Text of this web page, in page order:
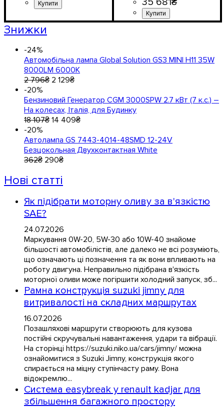
Знижки
-24%
Автомобільна лампа Global Solution GS3 MINI H11 35W
8000LM 6000K
2 796₴ 2 129₴
-20%
Бензиновий Генератор CGM 3000SPW 2.7 кВт (7 к.с.) –
На колесах, Італія, для Будинку
18 107₴ 14 409₴
-20%
Автолампа GS 7443-4014-48SMD 12-24V
Безцокольная Двухконтактная White
362₴ 290₴
Нові статті
Як підібрати моторну оливу за в'язкістю
SAE?
24.07.2026
Маркування 0W-20, 5W-30 або 10W-40 знайоме
більшості автомобілістів, але далеко не всі розуміють,
що означають ці позначення та як вони впливають на
роботу двигуна. Неправильно підібрана в'язкість
моторної оливи може погіршити холодний запуск, зб...
Рамна конструкція suzuki jimny для
витривалості на складних маршрутах
16.07.2026
Позашляхові маршрути створюють для кузова
постійні скручувальні навантаження, удари та вібрації.
На сторінці https://suzuki.niko.ua/cars/jimny/ можна
ознайомитися з Suzuki Jimny, конструкція якого
спирається на міцну ступінчасту раму. Вона
відокремлю...
Система easybreak у renault kadjar для
збільшення багажного простору